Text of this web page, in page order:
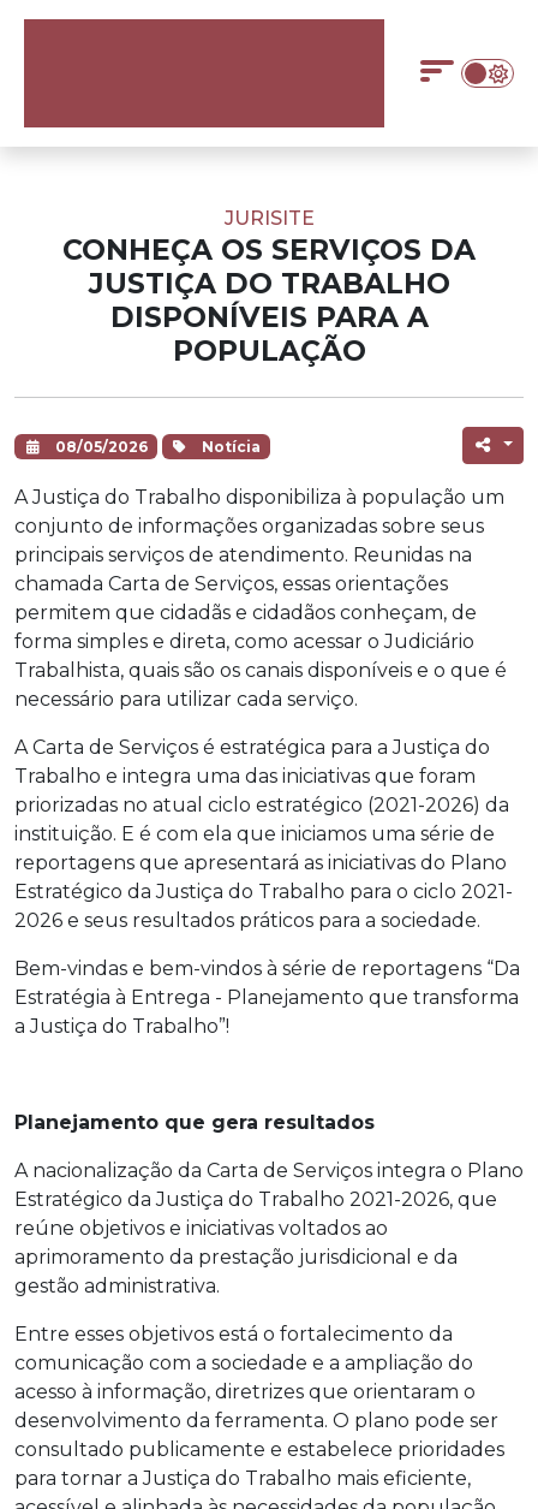
JURISITE
CONHEÇA OS SERVIÇOS DA
JUSTIÇA DO TRABALHO
DISPONÍVEIS PARA A
POPULAÇÃO
08/05/2026 Notícia
A Justiça do Trabalho disponibiliza à população um
conjunto de informações organizadas sobre seus
principais serviços de atendimento. Reunidas na
chamada Carta de Serviços, essas orientações
permitem que cidadãs e cidadãos conheçam, de
forma simples e direta, como acessar o Judiciário
Trabalhista, quais são os canais disponíveis e o que é
necessário para utilizar cada serviço.
A Carta de Serviços é estratégica para a Justiça do
Trabalho e integra uma das iniciativas que foram
priorizadas no atual ciclo estratégico (2021-2026) da
instituição. E é com ela que iniciamos uma série de
reportagens que apresentará as iniciativas do Plano
Estratégico da Justiça do Trabalho para o ciclo 2021-
2026 e seus resultados práticos para a sociedade.
Bem-vindas e bem-vindos à série de reportagens “Da
Estratégia à Entrega - Planejamento que transforma
a Justiça do Trabalho”!
Planejamento que gera resultados
A nacionalização da Carta de Serviços integra o Plano
Estratégico da Justiça do Trabalho 2021-2026, que
reúne objetivos e iniciativas voltados ao
aprimoramento da prestação jurisdicional e da
gestão administrativa.
Entre esses objetivos está o fortalecimento da
comunicação com a sociedade e a ampliação do
acesso à informação, diretrizes que orientaram o
desenvolvimento da ferramenta. O plano pode ser
consultado publicamente e estabelece prioridades
para tornar a Justiça do Trabalho mais eficiente,